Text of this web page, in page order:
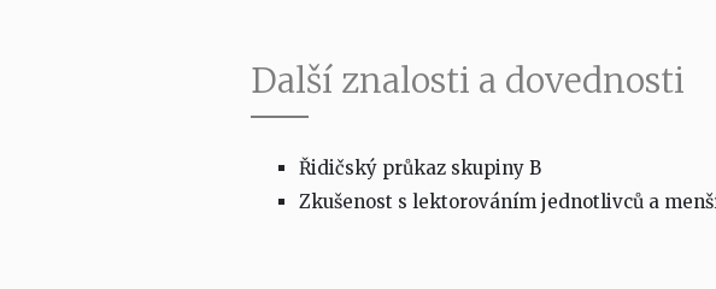
Další znalosti a dovednosti
Řidičský průkaz skupiny B
Zkušenost s lektorováním jednotlivců a